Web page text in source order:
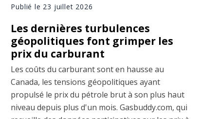
Publié le 23 juillet 2026
Les dernières turbulences
géopolitiques font grimper les
prix du carburant
Les coûts du carburant sont en hausse au
Canada, les tensions géopolitiques ayant
propulsé le prix du pétrole brut à son plus haut
niveau depuis plus d'un mois. Gasbuddy.com, qui